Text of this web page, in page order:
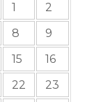
1
2
8
9
15
16
22
23